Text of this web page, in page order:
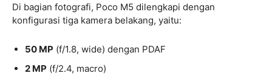
Di bagian fotografi, Poco M5 dilengkapi dengan
konfigurasi tiga kamera belakang, yaitu:
50 MP (f/1.8, wide) dengan PDAF
2 MP (f/2.4, macro)